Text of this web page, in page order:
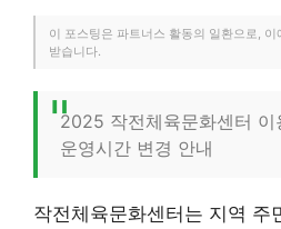
이 포스팅은 파트너스 활동의 일환으로,
받습니다.
2025 작전체육문화센터 이
운영시간 변경 안내
작전체육문화센터는 지역 주